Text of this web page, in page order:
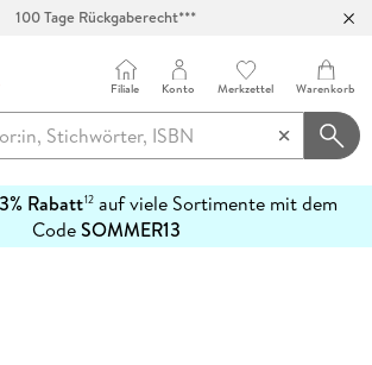
100 Tage Rückgaberecht***
Filiale Konto Merkzettel Warenkorb
Rabatt12auf viele Sortimente mit dem
CodeSOMMER13